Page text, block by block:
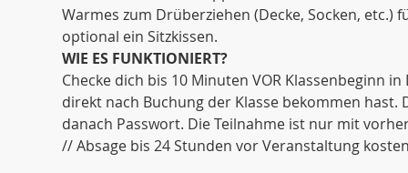
Warmes zum Drüberziehen (Decke, Socken,
optional ein Sitzkissen.
WIE ES FUNKTIONIERT?
Checke dich bis 10 Minuten VOR Klassenbeginn
direkt nach Buchung der Klasse bekommen
danach Passwort. Die Teilnahme ist nur mit
// Absage bis 24 Stunden vor Veranstaltung